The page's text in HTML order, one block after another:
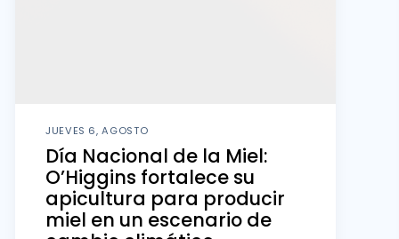
JUEVES 6, AGOSTO
Día Nacional de la Miel:
O’Higgins fortalece su
apicultura para producir
miel en un escenario de